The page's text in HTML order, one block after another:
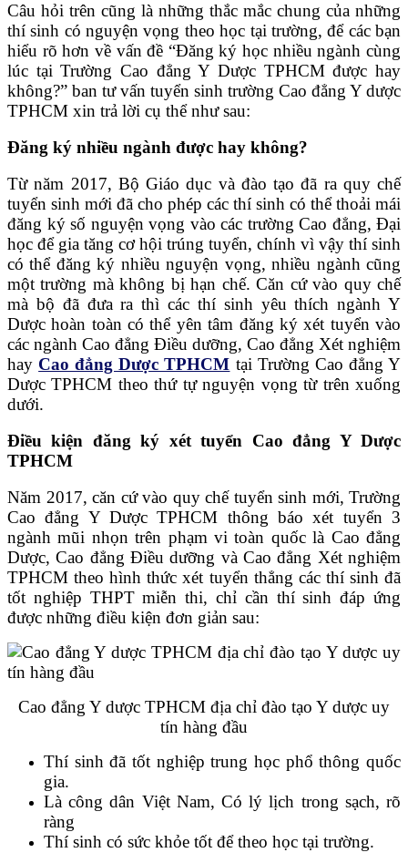
Câu hỏi trên cũng là những thắc mắc chung của những
thí sinh có nguyện vọng theo học tại trường, để các bạn
hiểu rõ hơn về vấn đề “Đăng ký học nhiều ngành cùng
lúc tại Trường Cao đẳng Y Dược TPHCM được hay
không?” ban tư vấn tuyển sinh trường Cao đẳng Y dược
TPHCM xin trả lời cụ thể như sau:
Đăng ký nhiều ngành được hay không?
Từ năm 2017, Bộ Giáo dục và đào tạo đã ra quy chế
tuyển sinh mới đã cho phép các thí sinh có thể thoải mái
đăng ký số nguyện vọng vào các trường Cao đẳng, Đại
học để gia tăng cơ hội trúng tuyển, chính vì vậy thí sinh
có thể đăng ký nhiều nguyện vọng, nhiều ngành cũng
một trường mà không bị hạn chế. Căn cứ vào quy chế
mà bộ đã đưa ra thì các thí sinh yêu thích ngành Y
Dược hoàn toàn có thể yên tâm đăng ký xét tuyển vào
các ngành Cao đẳng Điều dưỡng, Cao đẳng Xét nghiệm
hay Cao đẳng Dược TPHCM tại Trường Cao đẳng Y
Dược TPHCM theo thứ tự nguyện vọng từ trên xuống
dưới.
Điều kiện đăng ký xét tuyển Cao đẳng Y Dược
TPHCM
Năm 2017, căn cứ vào quy chế tuyển sinh mới, Trường
Cao đẳng Y Dược TPHCM thông báo xét tuyển 3
ngành mũi nhọn trên phạm vi toàn quốc là Cao đẳng
Dược, Cao đẳng Điều dưỡng và Cao đẳng Xét nghiệm
TPHCM theo hình thức xét tuyển thẳng các thí sinh đã
tốt nghiệp THPT miễn thi, chỉ cần thí sinh đáp ứng
được những điều kiện đơn giản sau:
Cao đẳng Y dược TPHCM địa chỉ đào tạo Y dược uy
tín hàng đầu
Thí sinh đã tốt nghiệp trung học phổ thông quốc
gia.
Là công dân Việt Nam, Có lý lịch trong sạch, rõ
ràng
Thí sinh có sức khỏe tốt để theo học tại trường.